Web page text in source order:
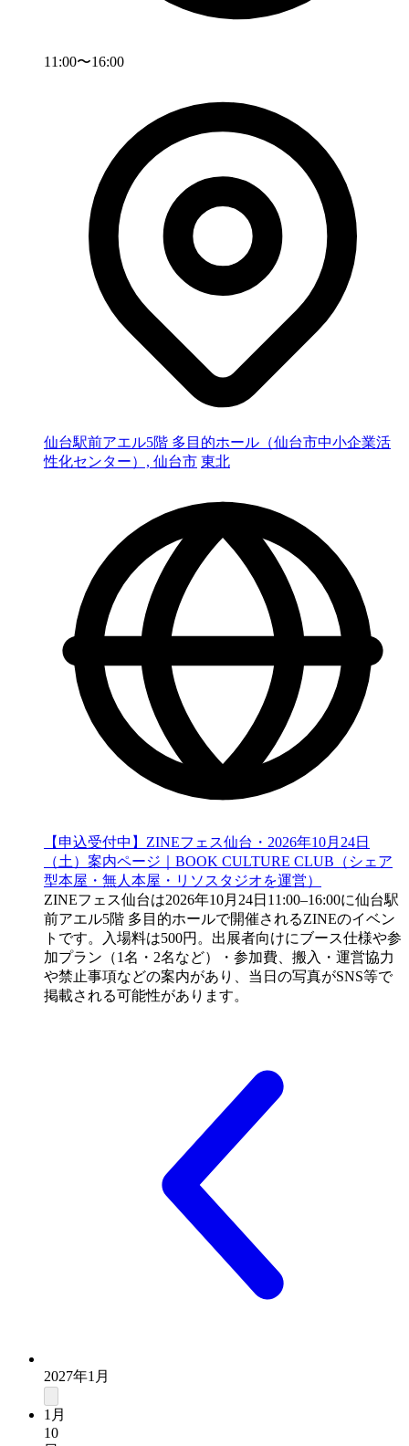
11:00〜16:00
仙台駅前アエル5階 多目的ホール（仙台市中小企業活
性化センター）, 仙台市 東北
【申込受付中】ZINEフェス仙台・2026年10月24日
（土）案内ページ｜BOOK CULTURE CLUB（シェア
型本屋・無人本屋・リソスタジオを運営）
ZINEフェス仙台は2026年10月24日11:00–16:00に仙台駅
前アエル5階 多目的ホールで開催されるZINEのイベン
トです。入場料は500円。出展者向けにブース仕様や参
加プラン（1名・2名など）・参加費、搬入・運営協力
や禁止事項などの案内があり、当日の写真がSNS等で
掲載される可能性があります。
2027年1月
1月
10